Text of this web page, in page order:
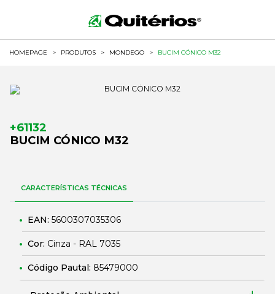
HOMEPAGE > PRODUTOS > MONDEGO > BUCIM CÓNICO M32
+61132
BUCIM CÓNICO M32
CARACTERÍSTICAS TÉCNICAS
EAN: 5600307035306
Cor: Cinza - RAL 7035
Código Pautal: 85479000